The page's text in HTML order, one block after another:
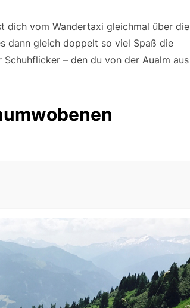
dich vom Wandertaxi gleichmal über die
dann gleich doppelt so viel Spaß die
– den du von der Aualm aus